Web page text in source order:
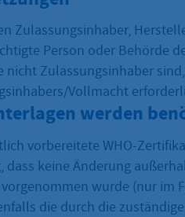
Zulassungsinhaber,
Person oder Behörde
nicht Zulassungsinhaber
Vollmacht
werden
vorbereitete WHO-
dass keine Änderung
wurde (nur im
die durch die